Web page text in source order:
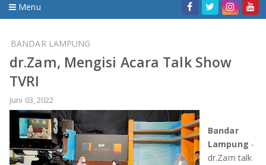
Menu
DAERAH
NASIONAL
DAERAH
BANDAR LAMPUNG
HUKUM-KRIMINAL
PENDIDIKAN
WISATA
BANDAR LAMPUNG
dr.Zam, Mengisi Acara Talk Show
TVRI
Juni 03, 2022
Bandar
Lampung -
dr.Zam talk